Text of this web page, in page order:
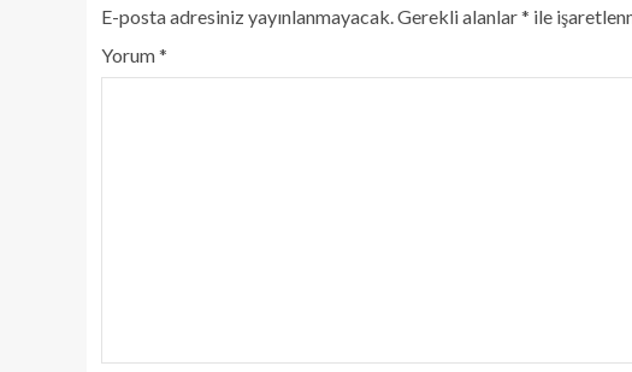
E-posta adresiniz yayınlanmayacak.Gerekli alanlar* ile
Yorum*